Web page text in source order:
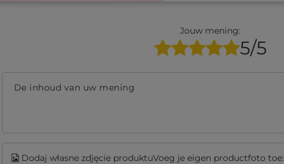
Jouw mening:
5/5
De inhoud van uw mening
Dodaj własne zdjęcie produktuVoeg je eigen productfoto toe: